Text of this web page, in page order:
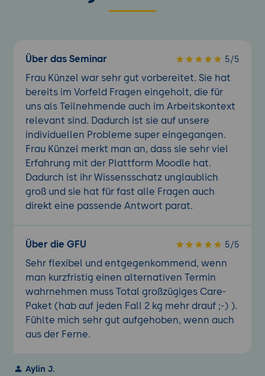
Über das Seminar 5/5
Frau Künzel war sehr gut vorbereitet. Sie hat
bereits im Vorfeld Fragen eingeholt, die für
uns als Teilnehmende auch im Arbeitskontext
relevant sind. Dadurch ist sie auf unsere
individuellen Probleme super eingegangen.
Frau Künzel merkt man an, dass sie sehr viel
Erfahrung mit der Plattform Moodle hat.
Dadurch ist ihr Wissensschatz unglaublich
groß und sie hat für fast alle Fragen auch
direkt eine passende Antwort parat.
Über die GFU 5/5
Sehr flexibel und entgegenkommend, wenn
man kurzfristig einen alternativen Termin
wahrnehmen muss Total großzügiges Care-
Paket (hab auf jeden Fall 2 kg mehr drauf ;-) ).
Fühlte mich sehr gut aufgehoben, wenn auch
aus der Ferne.
Aylin J.